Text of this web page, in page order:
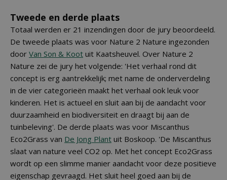
Tweede en derde plaats
Totaal werden er 21 inzendingen door de jury beoordeeld.
De tweede plaats was voor Nature 2 Nature ingezonden
door Van Son & Koot uit Kaatsheuvel. Over Nature 2
Nature zei de jury het volgende: 'Het verhaal rond dit
concept is erg aantrekkelijk; met name de onderverdeling
in de vier categorieën maakt het verhaal ook leuk voor
kinderen. Het is actueel en sluit aan bij de aandacht voor
duurzaamheid en biodiversiteit en draagt bij aan de
tuinbeleving'. De derde plaats was voor Miscanthus
Eco2Grass van De Jong Plant uit Boskoop. 'De Miscanthus
slaat van nature veel CO2 op. Met het concept Eco2Grass
wordt op een slimme manier aandacht voor deze positieve
eigenschap gevraagd. Het sluit heel goed aan bij de